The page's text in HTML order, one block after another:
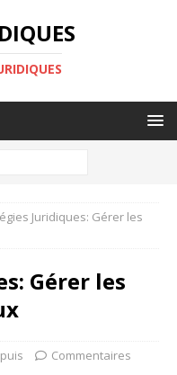
Juridiques: Gérer les
Gérer les
Commentaires